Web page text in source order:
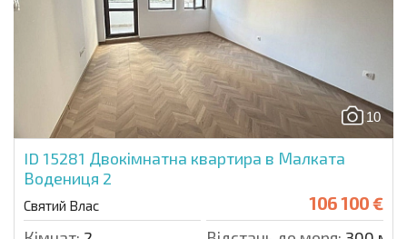
10
ID 15281 Двокімнатна квартира в Малката
Водениця 2
Святий Влас 106 100 €